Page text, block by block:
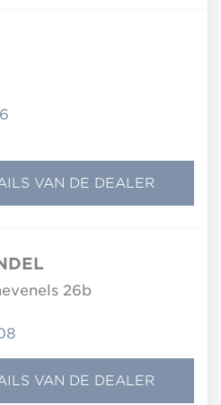
VAN DE DEALER
26b
VAN DE DEALER